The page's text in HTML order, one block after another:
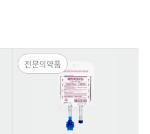
전문의약품